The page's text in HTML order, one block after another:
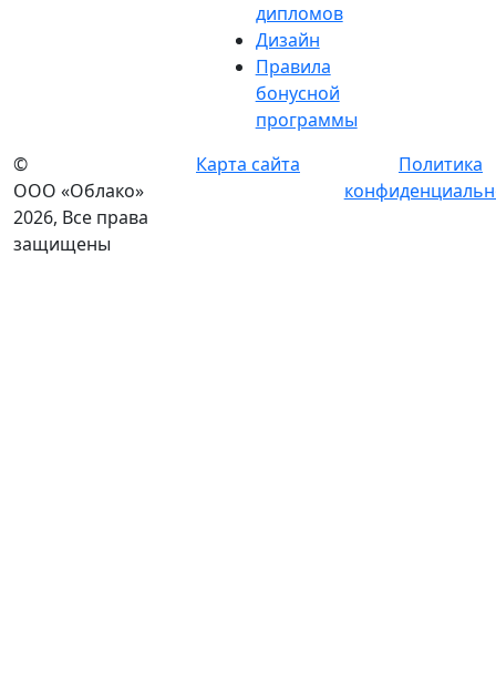
дипломов
Дизайн
Правила
бонусной
программы
©
ООО «Облако»
2026, Все права
защищены
Карта сайта
Политика